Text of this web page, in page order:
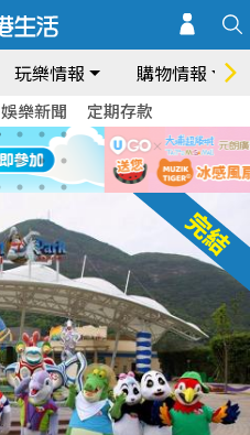
玩樂情報 購物情報
娛樂新聞 定期存款